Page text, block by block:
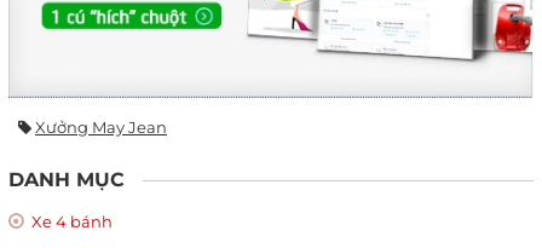
Xưởng May Jean
DANH MỤC
Xe 4 bánh